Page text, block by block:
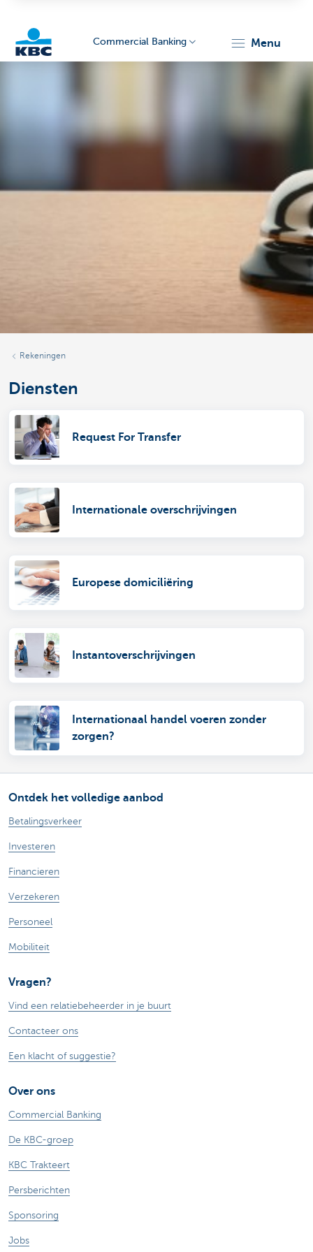
Commercial Banking menu
Rekeningen
Diensten
Request For Transfer
Internationale overschrijvingen
Europese domiciliëring
Instantoverschrijvingen
Internationaal handel voeren zonder
zorgen?
Ontdek het volledige aanbod
Betalingsverkeer
Investeren
Financieren
Verzekeren
Personeel
Mobiliteit
Vragen?
Vind een relatiebeheerder in je buurt
Contacteer ons
Een klacht of suggestie?
Over ons
Commercial Banking
De KBC-groep
KBC Trakteert
Persberichten
Sponsoring
Jobs